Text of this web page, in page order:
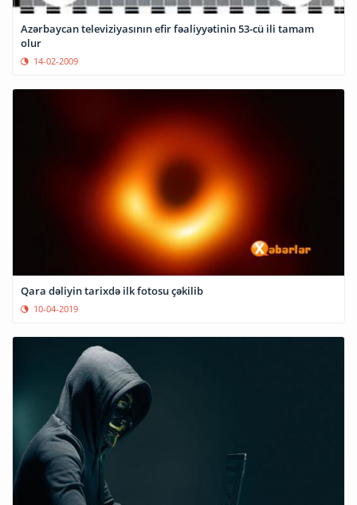
Azərbaycan televiziyasının efir fəaliyyətinin 53-cü ili tamam
olur
14-02-2009
Qara dəliyin tarixdə ilk fotosu çəkilib
10-04-2019